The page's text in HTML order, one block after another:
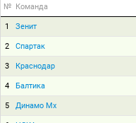
№ Команда
1 Зенит
2 Спартак
3 Краснодар
4 Балтика
5 Динамо Мх